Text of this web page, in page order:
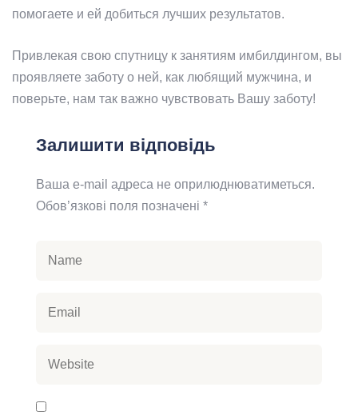
помогаете и ей добиться лучших результатов.
Привлекая свою спутницу к занятиям имбилдингом, вы
проявляете заботу о ней, как любящий мужчина, и
поверьте, нам так важно чувствовать Вашу заботу!
Залишити відповідь
Ваша e-mail адреса не оприлюднюватиметься.
Обов’язкові поля позначені *